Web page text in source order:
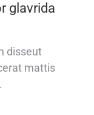
glavrida
disseut
mattis